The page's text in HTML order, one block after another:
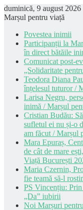
duminică, 9 august 2026
Marșul pentru viață
Povestea inimii
Participanții la
în direct bătăile
Comunicat post-
„Solidaritate
Teodora Diana
înțelesul tuturor /
Larisa Negru,
inimă / Marșul
Cristian Budău:
sufletul ei nu și-o
am făcut / Marșul
Mara Epuraș,
de cât de mare
Viață București
Maria Czernin,
fie teamă să-l
PS Vincențiu:
„Da” iubirii
Noi Marșuri